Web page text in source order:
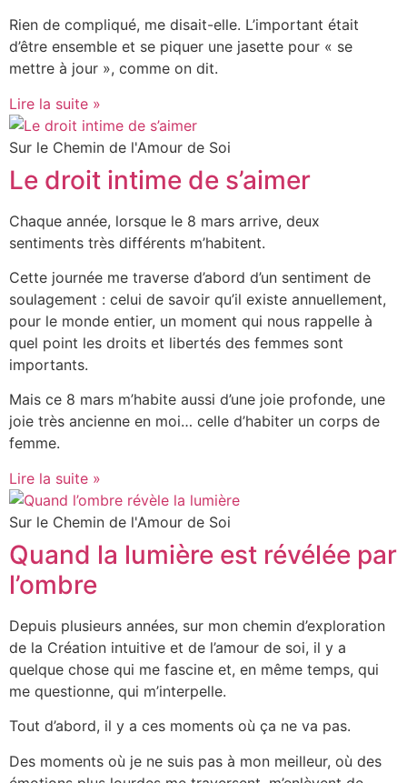
Rien de compliqué, me disait-elle. L’important était
d’être ensemble et se piquer une jasette pour « se
mettre à jour », comme on dit.
Lire la suite »
Sur le Chemin de l'Amour de Soi
Le droit intime de s’aimer
Chaque année, lorsque le 8 mars arrive, deux
sentiments très différents m’habitent.
Cette journée me traverse d’abord d’un sentiment de
soulagement : celui de savoir qu’il existe annuellement,
pour le monde entier, un moment qui nous rappelle à
quel point les droits et libertés des femmes sont
importants.
Mais ce 8 mars m’habite aussi d’une joie profonde, une
joie très ancienne en moi… celle d’habiter un corps de
femme.
Lire la suite »
Sur le Chemin de l'Amour de Soi
Quand la lumière est révélée par
l’ombre
Depuis plusieurs années, sur mon chemin d’exploration
de la Création intuitive et de l’amour de soi, il y a
quelque chose qui me fascine et, en même temps, qui
me questionne, qui m’interpelle.
Tout d’abord, il y a ces moments où ça ne va pas.
Des moments où je ne suis pas à mon meilleur, où des